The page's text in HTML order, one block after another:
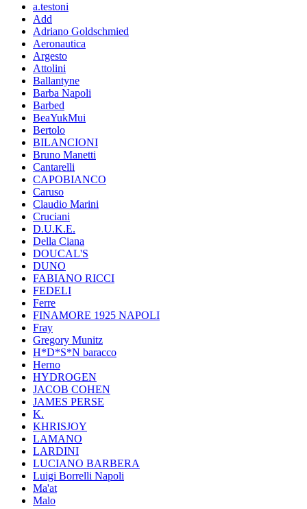
a.testoni
Add
Adriano Goldschmied
Aeronautica
Argesto
Attolini
Ballantyne
Barba Napoli
Barbed
BeaYukMui
Bertolo
BILANCIONI
Bruno Manetti
Cantarelli
CAPOBIANCO
Caruso
Claudio Marini
Cruciani
D.U.K.E.
Della Ciana
DOUCAL'S
DUNO
FABIANO RICCI
FEDELI
Ferre
FINAMORE 1925 NAPOLI
Fray
Gregory Munitz
H*D*S*N baracco
Herno
HYDROGEN
JACOB COHEN
JAMES PERSE
K.
KHRISJOY
LAMANO
LARDINI
LUCIANO BARBERA
Luigi Borrelli Napoli
Ma'at
Malo